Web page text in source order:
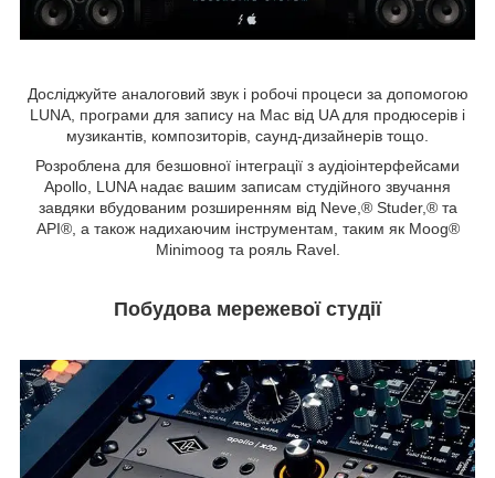
Досліджуйте аналоговий звук і робочі процеси за допомогою
LUNA, програми для запису на Mac від UA для продюсерів і
музикантів, композиторів, саунд-дизайнерів тощо.
Розроблена для безшовної інтеграції з аудіоінтерфейсами
Apollo, LUNA надає вашим записам студійного звучання
завдяки вбудованим розширенням від Neve,® Studer,® та
API®, а також надихаючим інструментам, таким як Moog®
Minimoog та рояль Ravel.
Побудова мережевої студії